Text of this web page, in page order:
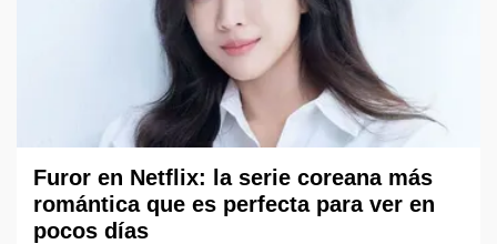
Furor en Netflix: la serie coreana más
romántica que es perfecta para ver en
pocos días